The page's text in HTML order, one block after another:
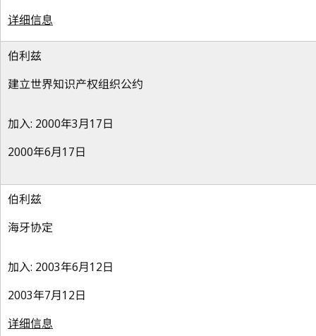
详细信息
伯利兹
建立世界知识产权组织公约
加入: 2000年3月17日
2000年6月17日
伯利兹
海牙协定
加入: 2003年6月12日
2003年7月12日
详细信息